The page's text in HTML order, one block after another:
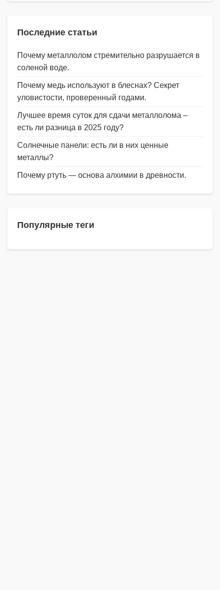
Последние статьи
Почему металлолом стремительно разрушается в
соленой воде.
Почему медь используют в блеснах? Секрет
уловистости, проверенный годами.
Лучшее время суток для сдачи металлолома –
есть ли разница в 2025 году?
Солнечные панели: есть ли в них ценные
металлы?
Почему ртуть — основа алхимии в древности.
Популярные теги